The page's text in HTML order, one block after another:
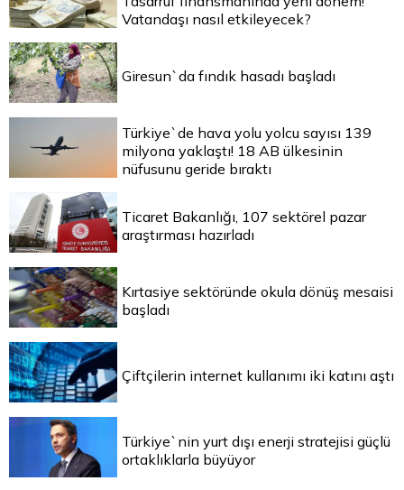
Vatandaşı nasıl etkileyecek?
Giresun`da fındık hasadı başladı
Türkiye`de hava yolu yolcu sayısı 139
milyona yaklaştı! 18 AB ülkesinin
nüfusunu geride bıraktı
Ticaret Bakanlığı, 107 sektörel pazar
araştırması hazırladı
Kırtasiye sektöründe okula dönüş mesaisi
başladı
Çiftçilerin internet kullanımı iki katını aştı
Türkiye`nin yurt dışı enerji stratejisi güçlü
ortaklıklarla büyüyor